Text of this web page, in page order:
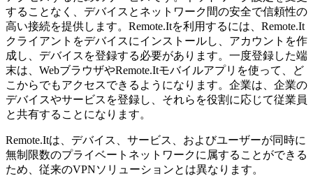
することなく、デバイスとネットワーク間の安全で信頼性の
高い接続を提供します。Remote.Itを利用するには、Remote.It
クライアントをデバイスにインストールし、アカウントを作
成し、デバイスを登録する必要があります。一度登録した端
末は、WebブラウザやRemote.Itモバイルアプリを使って、ど
こからでもアクセスできるようになります。企業は、企業の
デバイスやサービスを登録し、それらを役割に応じて従業員
と共有することになります。
Remote.Itは、デバイス、サービス、およびユーザーが同時に
無制限数のプライベートネットワークに属することができる
ため、従来のVPNソリューションとは異なります。